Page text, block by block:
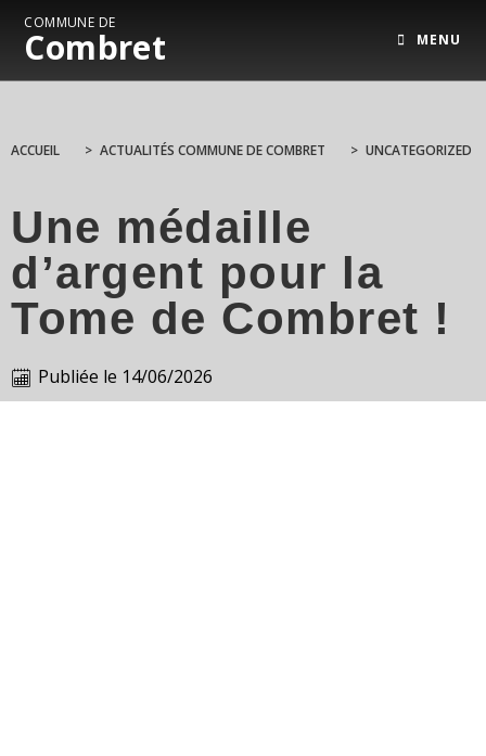
COMMUNE DE
Combret MENU
ACCUEIL > ACTUALITÉS COMMUNE DE COMBRET > UNCATEGORIZED
Une médaille
d’argent pour la
Tome de Combret !
Publiée le 14/06/2026